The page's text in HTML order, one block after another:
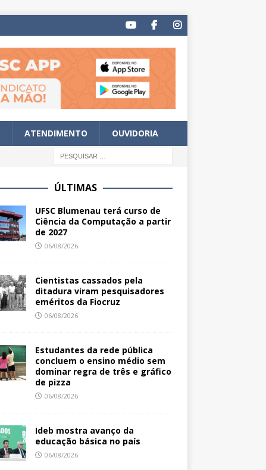
ATENDIMENTO OUVIDORIA
ÚLTIMAS
UFSC Blumenau terá curso de
Ciência da Computação a partir
de 2027
06/08/2026
Cientistas cassados pela
ditadura viram pesquisadores
eméritos da Fiocruz
06/08/2026
Estudantes da rede pública
concluem o ensino médio sem
dominar regra de três e gráfico
de pizza
06/08/2026
Ideb mostra avanço da
educação básica no país
06/08/2026